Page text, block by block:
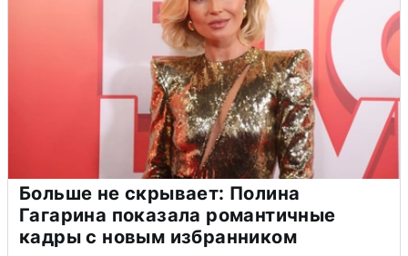
Больше не скрывает: Полина
Гагарина показала романтичные
кадры с новым избранником